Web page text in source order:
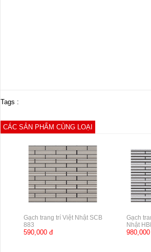
Tags :
CÁC SẢN PHẨM CÙNG LOẠI
Gạch trang trí Việt Nhật SCB
883
590,000 đ
Gạch
Nhật